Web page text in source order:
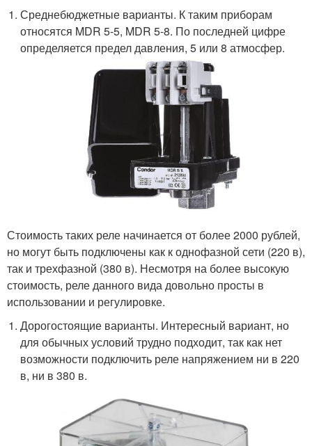
Среднебюджетные варианты. К таким приборам
относятся MDR 5-5, MDR 5-8. По последней цифре
определяется предел давления, 5 или 8 атмосфер.
Стоимость таких реле начинается от более 2000 рублей,
но могут быть подключены как к однофазной сети (220 в),
так и трехфазной (380 в). Несмотря на более высокую
стоимость, реле данного вида довольно просты в
использовании и регулировке.
Дорогостоящие варианты. Интересный вариант, но
для обычных условий трудно подходит, так как нет
возможности подключить реле напряжением ни в 220
в, ни в 380 в.